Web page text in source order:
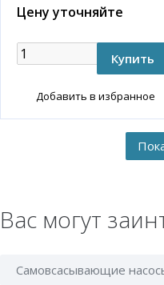
Цену уточняйте
Добавить в избранное
Вас могут
Самовсасывающие